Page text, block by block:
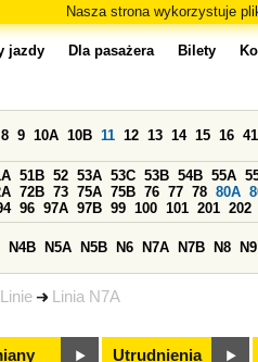
Nasza strona wykorzystuje
Linie Linia N7A
jazdy Dla pasażera Bilety
8 9 10A 10B 11 12 13 14 15 16 41
51B 52 53A 53C 53B 54B 55A
72B 73 75A 75B 76 77 78 80A
96 97A 97B 99 100 101 201 202
N4B N5A N5B N6 N7A N7B N8 N9
Utrudnienia